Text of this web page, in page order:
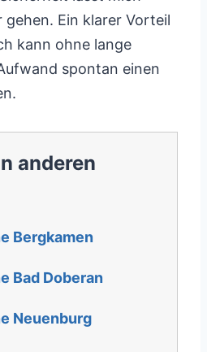
gehen. Ein klarer Vorteil
kann ohne lange
spontan einen
anderen
Bergkamen
Bad Doberan
Neuenburg